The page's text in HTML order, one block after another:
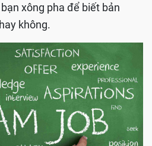
xông pha để biết bản
không.